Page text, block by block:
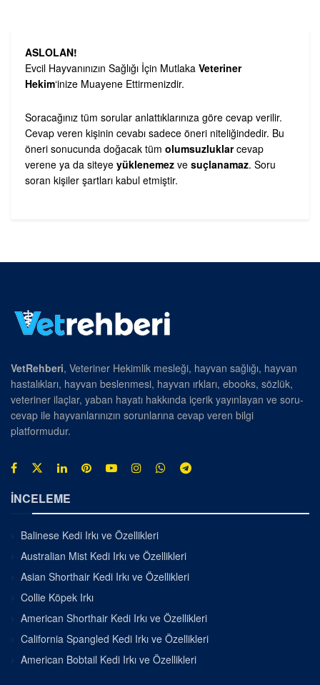
ASLOLAN!
Evcil Hayvanınızın Sağlığı İçin Mutlaka Veteriner
Hekim‘inize Muayene Ettirmenizdir.
Soracağınız tüm sorular anlattıklarınıza göre cevap verilir.
Cevap veren kişinin cevabı sadece öneri niteliğindedir. Bu
öneri sonucunda doğacak tüm olumsuzluklarcevap
verene ya da siteye yüklenemez ve suçlanamaz. Soru
soran kişiler şartları kabul etmiştir.
VetRehberi, Veteriner Hekimlik mesleği, hayvan sağlığı, hayvan
hastalıkları, hayvan beslenmesi, hayvan ırkları, ebooks, sözlük,
veteriner ilaçlar, yaban hayatı hakkında içerik yayınlayan ve soru-
cevap ile hayvanlarınızın sorunlarına cevap veren bilgi
platformudur.
İNCELEME
Balinese Kedi Irkı ve Özellikleri
Australian Mist Kedi Irkı ve Özellikleri
Asian Shorthair Kedi Irkı ve Özellikleri
Collie Köpek Irkı
American Shorthair Kedi Irkı ve Özellikleri
California Spangled Kedi Irkı ve Özellikleri
American Bobtail Kedi Irkı ve Özellikleri